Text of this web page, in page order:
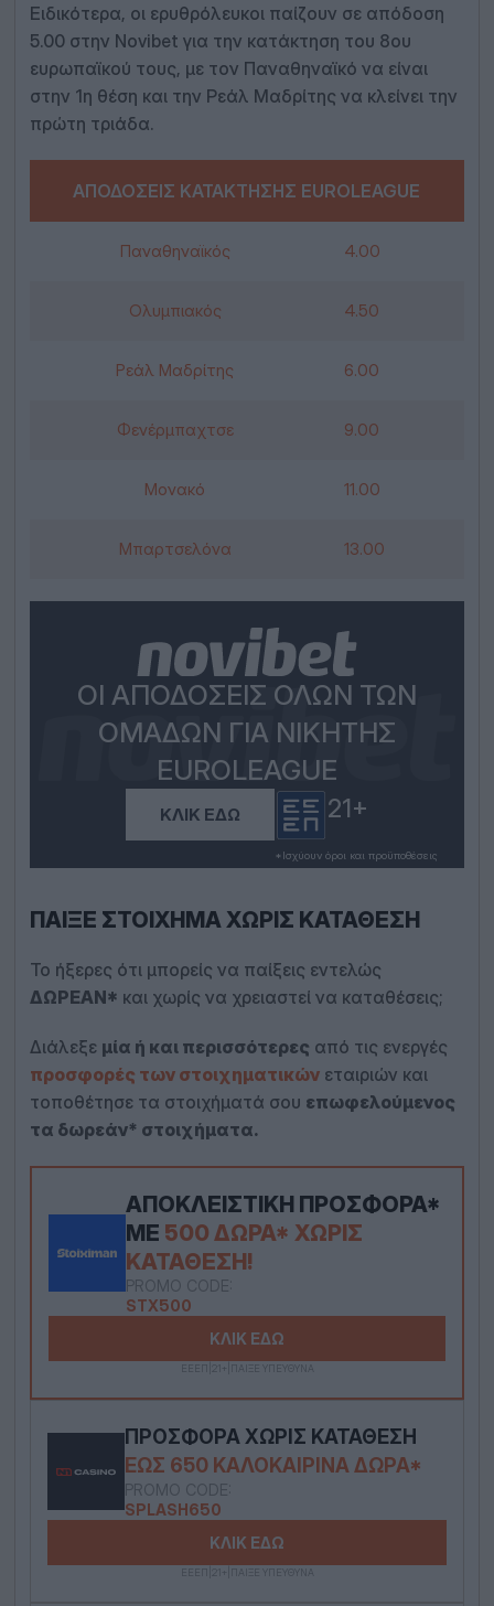
Ειδικότερα, οι ερυθρόλευκοι παίζουν σε απόδοση
5.00 στην Novibet για την κατάκτηση του 8ου
ευρωπαϊκού τους, με τον Παναθηναϊκό να είναι
στην 1η θέση και την Ρεάλ Μαδρίτης να κλείνει την
πρώτη τριάδα.
ΑΠΟΔΌΣΕΙΣ ΚΑΤΆΚΤΗΣΗΣ EUROLEAGUE
Παναθηναϊκός 4.00
Ολυμπιακός 4.50
Ρεάλ Μαδρίτης 6.00
Φενέρμπαχτσε 9.00
Μονακό 11.00
Μπαρτσελόνα 13.00
ΟΙ ΑΠΟΔΌΣΕΙΣ ΌΛΩΝ ΤΩΝ
ΟΜΆΔΩΝ ΓΙΑ ΝΙΚΗΤΉΣ
EUROLEAGUE
ΚΛΙΚ ΕΔΏ 21+
*Iσχύουν όροι και προϋποθέσεις
ΠΑΊΞΕ ΣΤΟΊΧΗΜΑ ΧΩΡΊΣ ΚΑΤΆΘΕΣΗ
Το ήξερες ότι μπορείς να παίξεις εντελώς
ΔΩΡΕΑΝ* και χωρίς να χρειαστεί να καταθέσεις;
Διάλεξε μία ή και περισσότερες από τις ενεργές
προσφορές των στοιχηματικώνεταιριών και
τοποθέτησε τα στοιχήματά σου επωφελούμενος
τα δωρεάν* στοιχήματα.
ΑΠΟΚΛΕΙΣΤΙΚΉ ΠΡΟΣΦΟΡΆ*
ΜΕ 500 ΔΏΡΑ* ΧΩΡΊΣ
ΚΑΤΆΘΕΣΗ!
PROMO CODE:
STX500
ΕΕΕΠ|21+|ΠΑΙΞΕ ΥΠΕΥΘΥΝΑ
ΚΛΙΚ ΕΔΩ
ΠΡΟΣΦΟΡΆ ΧΩΡΊΣ ΚΑΤΆΘΕΣΗ
ΈΩΣ 650 ΚΑΛΟΚΑΙΡΙΝΆ ΔΏΡΑ*
PROMO CODE:
SPLASH650
ΕΕΕΠ|21+|ΠΑΙΞΕ ΥΠΕΥΘΥΝΑ
ΚΛΙΚ ΕΔΩ